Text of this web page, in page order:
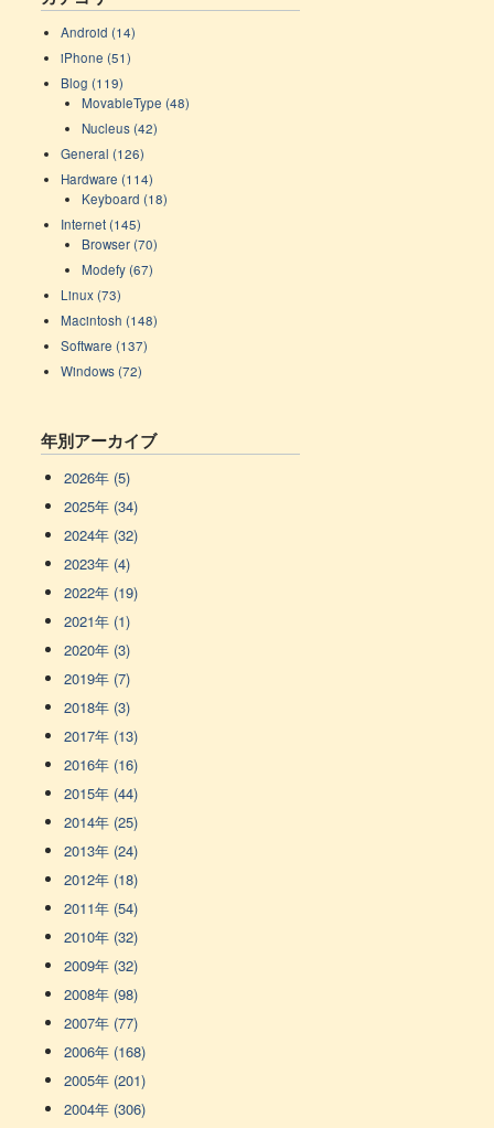
Android (14)
iPhone (51)
Blog (119)
MovableType (48)
Nucleus (42)
General (126)
Hardware (114)
Keyboard (18)
Internet (145)
Browser (70)
Modefy (67)
Linux (73)
Macintosh (148)
Software (137)
Windows (72)
年別アーカイブ
2026年 (5)
2025年 (34)
2024年 (32)
2023年 (4)
2022年 (19)
2021年 (1)
2020年 (3)
2019年 (7)
2018年 (3)
2017年 (13)
2016年 (16)
2015年 (44)
2014年 (25)
2013年 (24)
2012年 (18)
2011年 (54)
2010年 (32)
2009年 (32)
2008年 (98)
2007年 (77)
2006年 (168)
2005年 (201)
2004年 (306)